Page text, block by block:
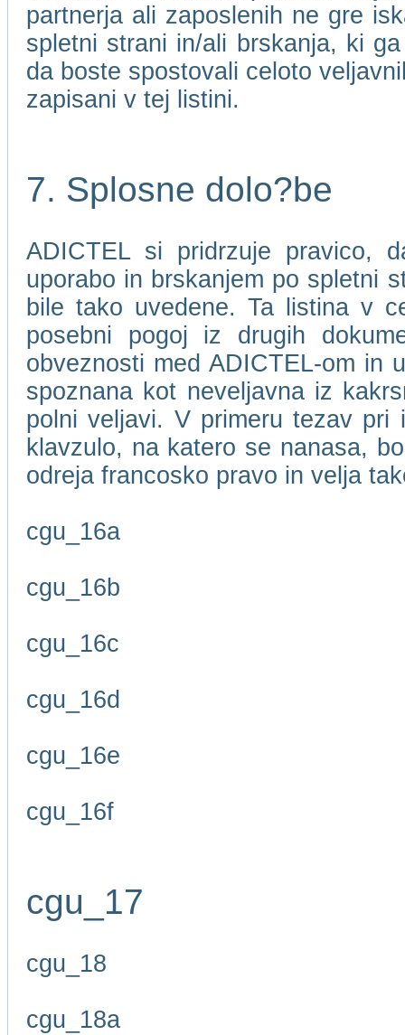
partnerja ali zaposlenih ne gre
spletni strani in/ali brskanja, ki
da boste spostovali celoto
zapisani v tej listini.
7. Splosne dolo?be
ADICTEL si pridrzuje pravico,
uporabo in brskanjem po spletni
bile tako uvedene. Ta listina v
posebni pogoj iz drugih
obveznosti med ADICTEL-om in
spoznana kot neveljavna iz
polni veljavi. V primeru tezav pri
klavzulo, na katero se nanasa,
odreja francosko pravo in velja
cgu_16a
cgu_16b
cgu_16c
cgu_16d
cgu_16e
cgu_16f
cgu_17
cgu_18
cgu_18a